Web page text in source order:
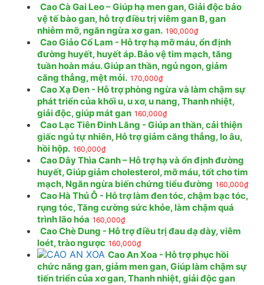
Cao Cà Gai Leo – Giúp hạ men gan, Giải độc bảo
vệ tế bào gan, hỗ trợ điều trị viêm gan B, gan
nhiễm mỡ, ngăn ngừa xơ gan. 190,000₫
Cao Giảo Cổ Lam - Hỗ trợ hạ mỡ máu, ổn định
đường huyết, huyết áp. Bảo vệ tim mạch, tăng
tuần hoàn máu. Giúp an thần, ngủ ngon, giảm
căng thẳng, mệt mỏi. 170,000₫
Cao Xạ Đen - Hỗ trợ phòng ngừa và làm chậm sự
phát triển của khối u, u xơ, u nang, Thanh nhiệt,
giải độc, giúp mát gan 160,000₫
Cao Lạc Tiên Đinh Lăng - Giúp an thần, cải thiện
giấc ngủ tự nhiên, Hỗ trợ giảm căng thẳng, lo âu,
hồi hộp. 160,000₫
Cao Dây Thìa Canh – Hỗ trợ hạ và ổn định đường
huyết, Giúp giảm cholesterol, mỡ máu, tốt cho tim
mạch, Ngăn ngừa biến chứng tiểu đường 160,000₫
Cao Hà Thủ Ô - Hỗ trợ làm đen tóc, chậm bạc tóc,
rụng tóc, Tăng cường sức khỏe, làm chậm quá
trình lão hóa 160,000₫
Cao Chè Dung - Hỗ trợ điều trị đau dạ dày, viêm
loét, trào ngược 160,000₫
Cao An Xoa - Hỗ trợ phục hồi
chức năng gan, giảm men gan, Giúp làm chậm sự
tiến triển của xơ gan, Thanh nhiệt, giải độc gan